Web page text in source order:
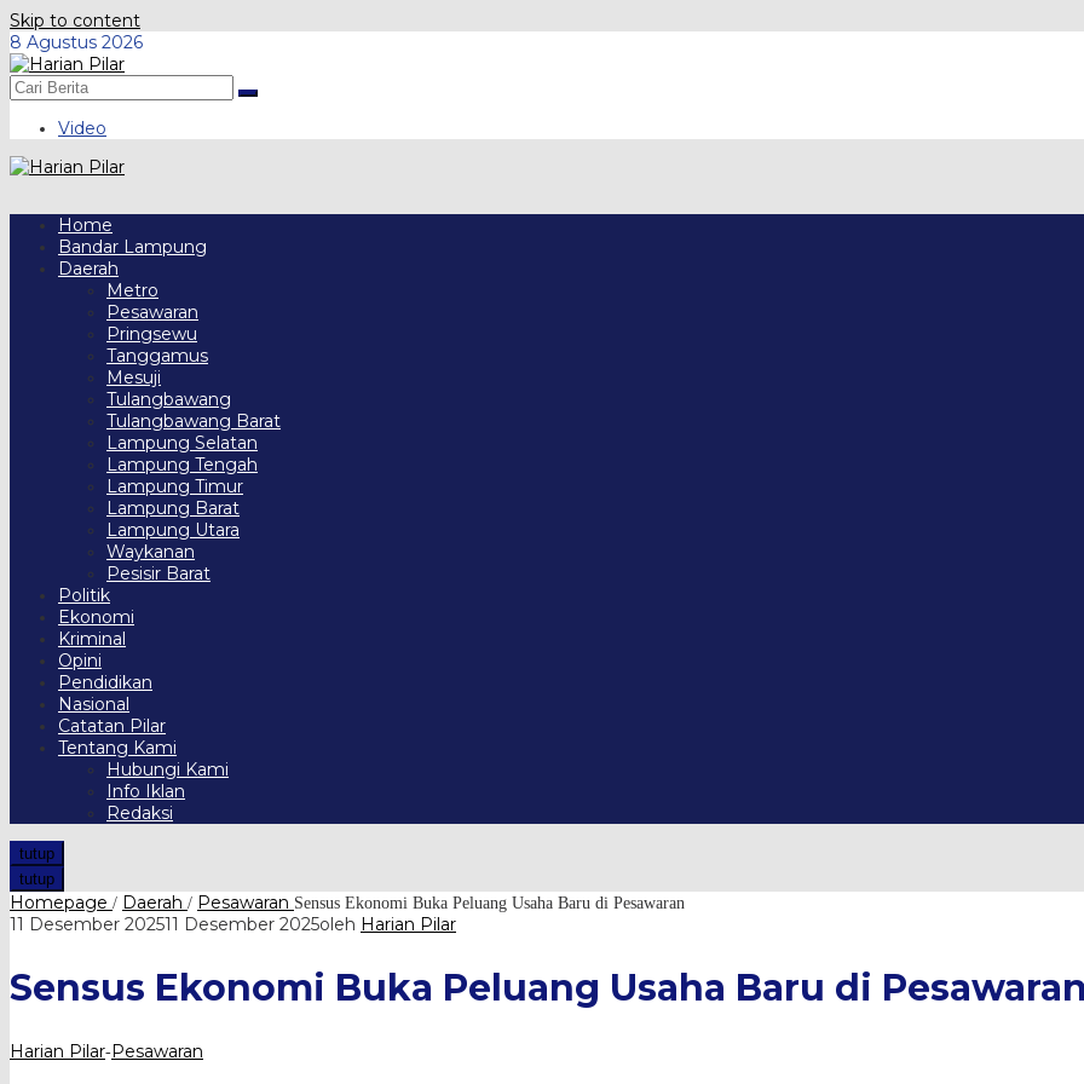
Skip to content
8 Agustus 2026
Video
Home
Bandar Lampung
Daerah
Metro
Pesawaran
Pringsewu
Tanggamus
Mesuji
Tulangbawang
Tulangbawang Barat
Lampung Selatan
Lampung Tengah
Lampung Timur
Lampung Barat
Lampung Utara
Waykanan
Pesisir Barat
Politik
Ekonomi
Kriminal
Opini
Pendidikan
Nasional
Catatan Pilar
Tentang Kami
Hubungi Kami
Info Iklan
Redaksi
tutup
tutup
Homepage / Daerah / Pesawaran Sensus Ekonomi Buka Peluang Usaha Baru di Pesawaran
11 Desember 202511 Desember 2025oleh Harian Pilar
Sensus Ekonomi Buka Peluang Usaha Baru di
Harian Pilar-Pesawaran